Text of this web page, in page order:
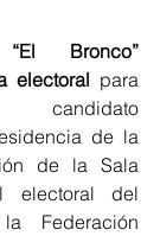
Bronco”
electoral para
candidato
de la
de la Sala
electoral del
Federación